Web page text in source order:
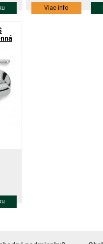
Viac info